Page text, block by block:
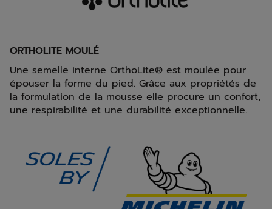
ORTHOLITE MOULÉ
Une semelle interne OrthoLite® est moulée pour
épouser la forme du pied. Grâce aux propriétés de
la formulation de la mousse elle procure un confort,
une respirabilité et une durabilité exceptionnelle.